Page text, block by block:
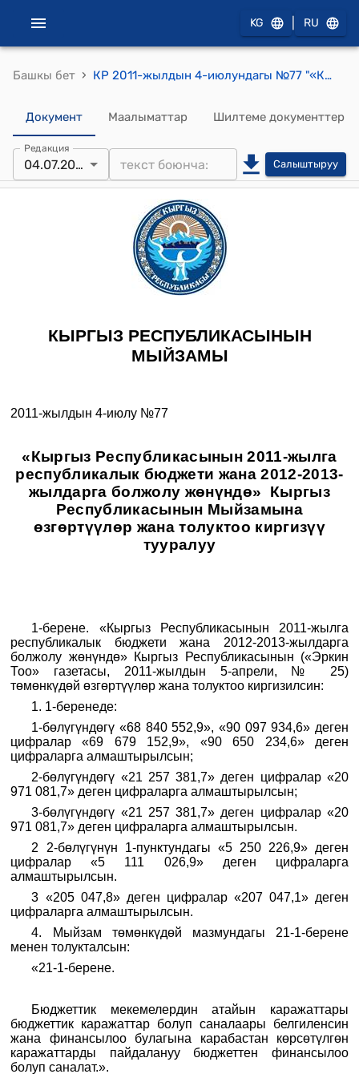
KG RU
Башкы бет › КР 2011-жылдын 4-июлундагы №77 "«Кыргыз Республикасынын 2011-жылга республикалык бюджети жана 2012-2013-жылдарга болжолу жөнүндө» Кыргыз Республикасынын Мыйзамына өзгөртүүлөр жана толуктоо киргизүү тууралуу" Мыйзамы
Документ Маалыматтар Шилтеме документтер
Редакция
04.07.2011 Салыштыруу